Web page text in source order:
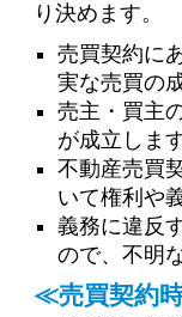
り決めます。
売買契約に
実な売買の
売主・買主
が成立します
不動産売買
いて権利や
義務に違反
ので、不明
≪売買契約